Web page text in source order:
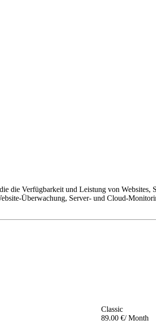
die Verfügbarkeit und Leistung von
Überwachung, Server- und Cloud-
Classic
89.00 €/ Month